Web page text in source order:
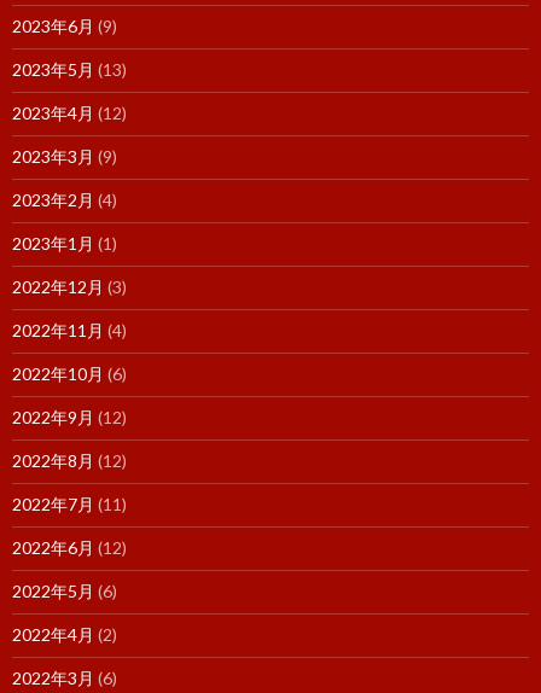
2023年6月 (9)
2023年5月 (13)
2023年4月 (12)
2023年3月 (9)
2023年2月 (4)
2023年1月 (1)
2022年12月 (3)
2022年11月 (4)
2022年10月 (6)
2022年9月 (12)
2022年8月 (12)
2022年7月 (11)
2022年6月 (12)
2022年5月 (6)
2022年4月 (2)
2022年3月 (6)